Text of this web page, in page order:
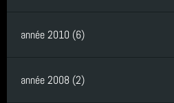
année 2010 (6)
année 2008 (2)